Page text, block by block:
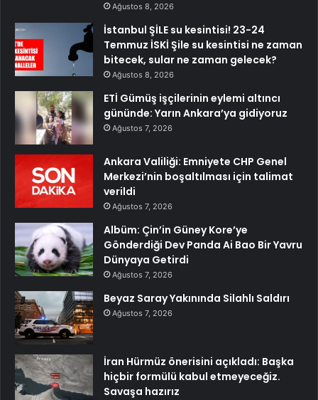
Ağustos 8, 2026
İstanbul ŞİLE su kesintisi! 23-24
Temmuz İSKİ Şile su kesintisi ne zaman
bitecek, sular ne zaman gelecek?
Ağustos 8, 2026
ETİ Gümüş işçilerinin eylemi altıncı
gününde: Yarın Ankara’ya gidiyoruz
Ağustos 7, 2026
Ankara Valiliği: Emniyete CHP Genel
Merkezi’nin boşaltılması için talimat
verildi
Ağustos 7, 2026
Albüm: Çin’in Güney Kore’ye
Gönderdiği Dev Panda Ai Bao Bir Yavru
Dünyaya Getirdi
Ağustos 7, 2026
Beyaz Saray Yakınında Silahlı Saldırı
Ağustos 7, 2026
İran Hürmüz önerisini açıkladı: Başka
hiçbir formülü kabul etmeyeceğiz.
Savaşa hazırız